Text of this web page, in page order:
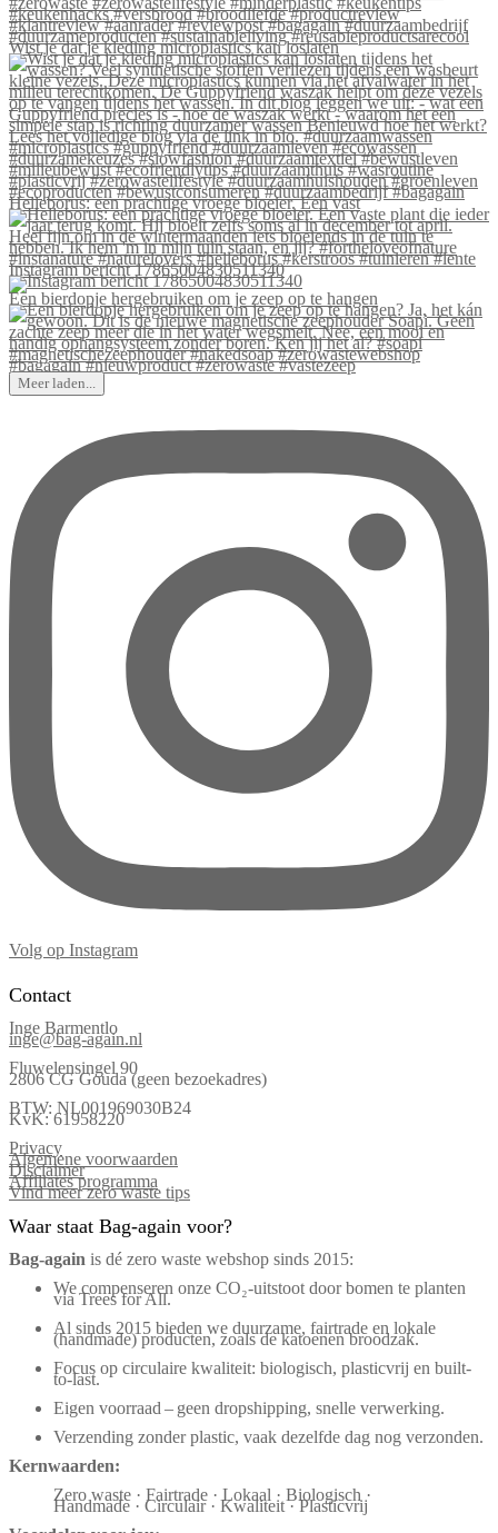
Wist je dat je kleding microplastics kan loslaten
Helleborus: een prachtige vroege bloeier. Een vast
Instagram bericht 17865004830511340
Een bierdopje hergebruiken om je zeep op te hangen
Meer laden...
Volg op Instagram
Contact
Inge Barmentlo
inge@bag-again.nl
Fluwelensingel 90
2806 CG Gouda (geen bezoekadres)
BTW: NL001969030B24
KvK: 61958220
Privacy
Algemene voorwaarden
Disclaimer
Affiliates programma
Vind meer zero waste tips
Waar staat Bag-again voor?
Bag‑again is dé zero waste webshop sinds 2015:
We compenseren onze CO₂-uitstoot door bomen te planten
via Trees for All.
Al sinds 2015 bieden we duurzame, fairtrade en lokale
(handmade) producten, zoals de katoenen broodzak.
Focus op circulaire kwaliteit: biologisch, plasticvrij en built-
to-last.
Eigen voorraad – geen dropshipping, snelle verwerking.
Verzending zonder plastic, vaak dezelfde dag nog verzonden.
Kernwaarden:
Zero waste · Fairtrade · Lokaal · Biologisch ·
Handmade · Circulair · Kwaliteit · Plasticvrij